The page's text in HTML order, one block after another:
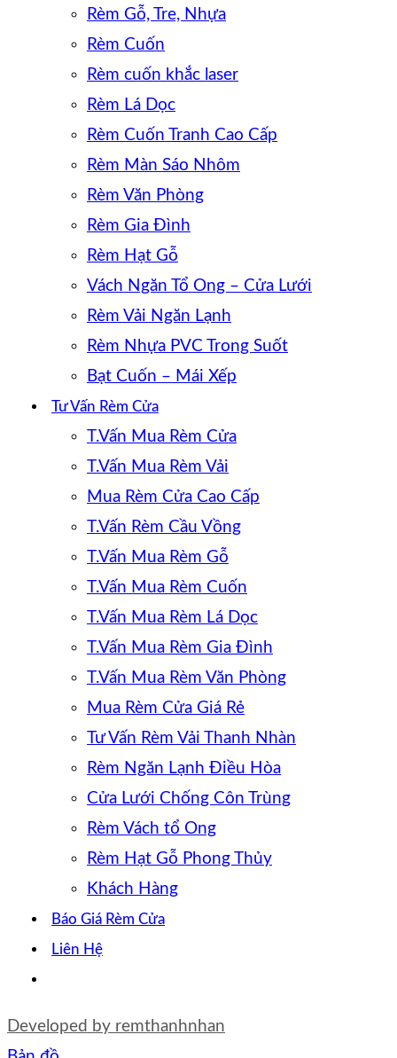
Rèm Gỗ, Tre, Nhựa
Rèm Cuốn
Rèm cuốn khắc laser
Rèm Lá Dọc
Rèm Cuốn Tranh Cao Cấp
Rèm Màn Sáo Nhôm
Rèm Văn Phòng
Rèm Gia Đình
Rèm Hạt Gỗ
Vách Ngăn Tổ Ong – Cửa Lưới
Rèm Vải Ngăn Lạnh
Rèm Nhựa PVC Trong Suốt
Bạt Cuốn – Mái Xếp
Tư Vấn Rèm Cửa
T.Vấn Mua Rèm Cửa
T.Vấn Mua Rèm Vải
Mua Rèm Cửa Cao Cấp
T.Vấn Rèm Cầu Vồng
T.Vấn Mua Rèm Gỗ
T.Vấn Mua Rèm Cuốn
T.Vấn Mua Rèm Lá Dọc
T.Vấn Mua Rèm Gia Đình
T.Vấn Mua Rèm Văn Phòng
Mua Rèm Cửa Giá Rẻ
Tư Vấn Rèm Vải Thanh Nhàn
Rèm Ngăn Lạnh Điều Hòa
Cửa Lưới Chống Côn Trùng
Rèm Vách tổ Ong
Rèm Hạt Gỗ Phong Thủy
Khách Hàng
Báo Giá Rèm Cửa
Liên Hệ
Developed by remthanhnhan